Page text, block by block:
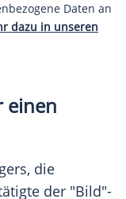
Daten an
dazu in unseren
einen
die
der "Bild"-